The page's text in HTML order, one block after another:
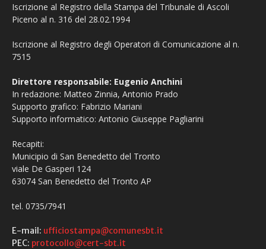
Iscrizione al Registro della Stampa del Tribunale di Ascoli
Piceno al n. 316 del 28.02.1994
Iscrizione al Registro degli Operatori di Comunicazione al n.
7515
Direttore responsabile: Eugenio Anchini
In redazione: Matteo Zinnia, Antonio Prado
Supporto grafico: Fabrizio Mariani
Supporto informatico: Antonio Giuseppe Pagliarini
Recapiti:
Municipio di San Benedetto del Tronto
viale De Gasperi 124
63074 San Benedetto del Tronto AP
tel. 0735/7941
E-mail: ufficiostampa@comunesbt.it
PEC: protocollo@cert-sbt.it